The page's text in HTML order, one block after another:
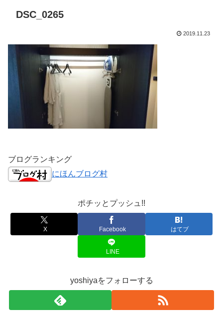
DSC_0265
2019.11.23
ブログランキング
にほんブログ村
ポチッとプッシュ!!
X Facebook はてブ
LINE
yoshiyaをフォローする